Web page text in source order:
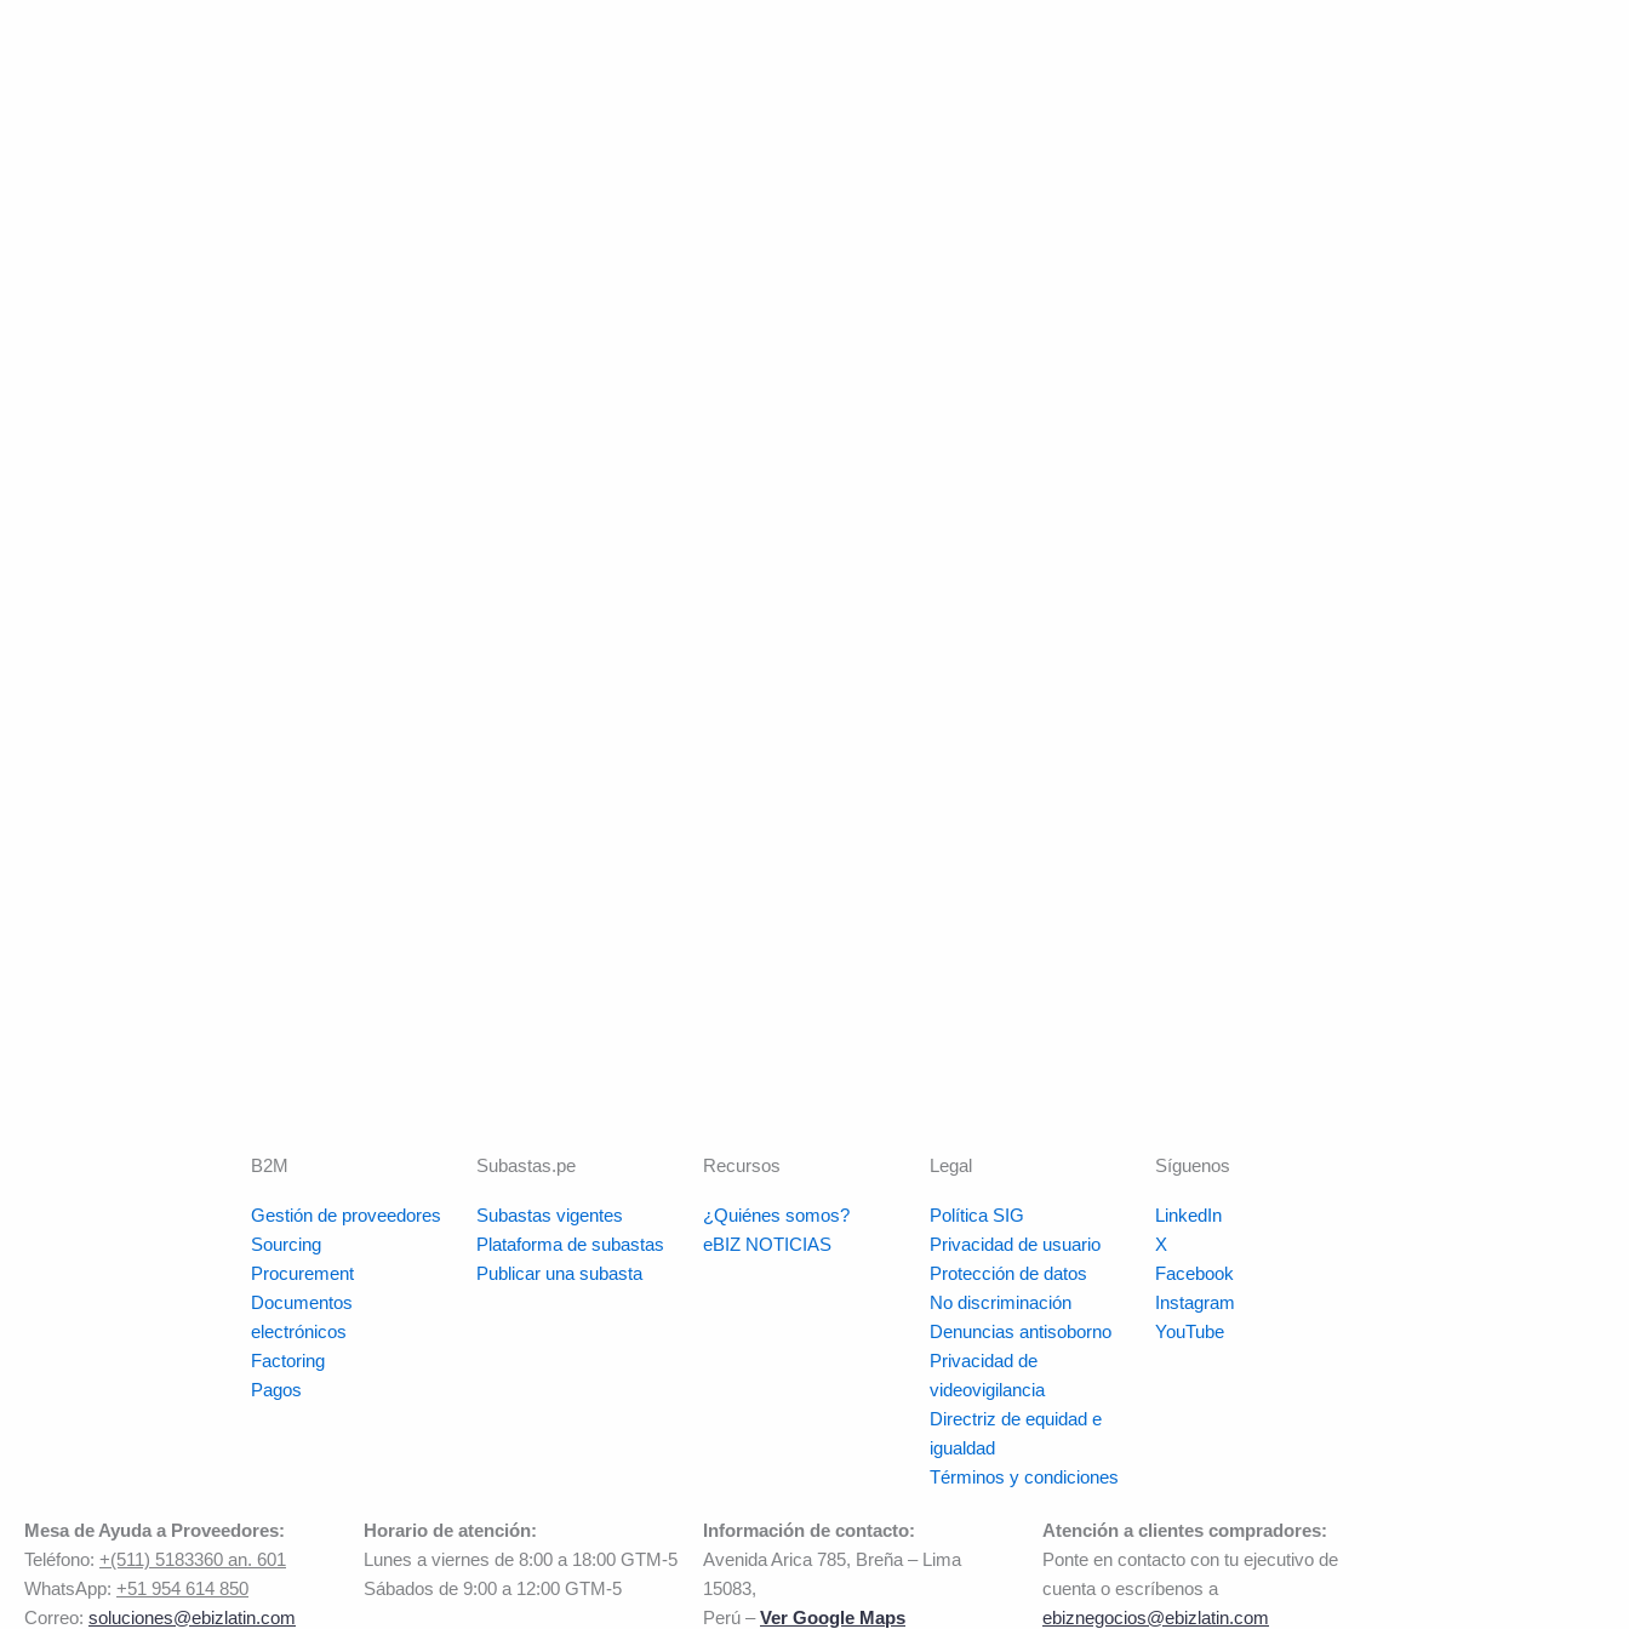
B2M
Gestión de proveedores
Sourcing
Procurement
Documentos
electrónicos
Factoring
Pagos
Subastas.pe
Subastas vigentes
Plataforma de subastas
Publicar una subasta
Recursos
¿Quiénes somos?
eBIZ NOTICIAS
Legal
Política SIG
Privacidad de usuario
Protección de datos
No discriminación
Denuncias antisoborno
Privacidad de
videovigilancia
Directriz de equidad e
igualdad
Términos y condiciones
Síguenos
LinkedIn
X
Facebook
Instagram
YouTube
Mesa de Ayuda a Proveedores:
Teléfono: +(511) 5183360 an. 601
WhatsApp: +51 954 614 850
Correo: soluciones@ebizlatin.com
Horario de atención:
Lunes a viernes de 8:00 a 18:00 GTM-5
Sábados de 9:00 a 12:00 GTM-5
Información de contacto:
Avenida Arica 785, Breña – Lima
15083,
Perú –Ver Google Maps
Atención a clientes compradores:
Ponte en contacto con tu ejecutivo de
cuenta o escríbenos a
ebiznegocios@ebizlatin.com